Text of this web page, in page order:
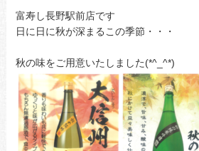
富寿し長野駅前店です
日に日に秋が深まるこの季節・・・
秋の味をご用意いたしました(*^_^*)